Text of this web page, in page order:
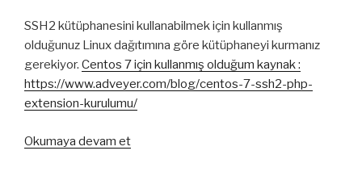
SSH2 kütüphanesini kullanabilmek için kullanmış
olduğunuz Linux dağıtımına göre kütüphaneyi kurmanız
gerekiyor. Centos 7 için kullanmış olduğum kaynak :
https://www.adveyer.com/blog/centos-7-ssh2-php-
extension-kurulumu/
Okumaya devam et“PHP